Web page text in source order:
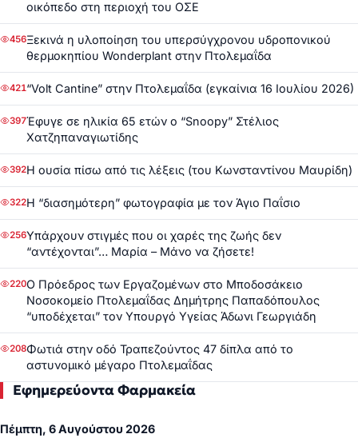
οικόπεδο στη περιοχή του ΟΣΕ
456Ξεκινά η υλοποίηση του υπερσύγχρονου υδροπονικού
θερμοκηπίου Wonderplant στην Πτολεμαΐδα
421“Volt Cantine” στην Πτολεμαΐδα (εγκαίνια 16 Ιουλίου 2026)
397Έφυγε σε ηλικία 65 ετών ο “Snoopy” Στέλιος
Χατζηπαναγιωτίδης
392Η ουσία πίσω από τις λέξεις (του Κωνσταντίνου Μαυρίδη)
322Η “διασημότερη” φωτογραφία με τον Άγιο Παΐσιο
256Υπάρχουν στιγμές που οι χαρές της ζωής δεν
“αντέχονται”… Μαρία – Μάνο να ζήσετε!
220Ο Πρόεδρος των Εργαζομένων στο Μποδοσάκειο
Νοσοκομείο Πτολεμαΐδας Δημήτρης Παπαδόπουλος
“υποδέχεται” τον Υπουργό Υγείας Άδωνι Γεωργιάδη
208Φωτιά στην οδό Τραπεζούντος 47 δίπλα από το
αστυνομικό μέγαρο Πτολεμαΐδας
Εφημερεύοντα Φαρμακεία
Πέμπτη, 6 Αυγούστου 2026